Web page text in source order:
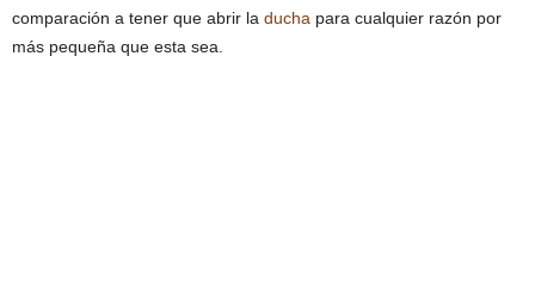
comparación a tener que abrir la ducha para cualquier razón por
más pequeña que esta sea.